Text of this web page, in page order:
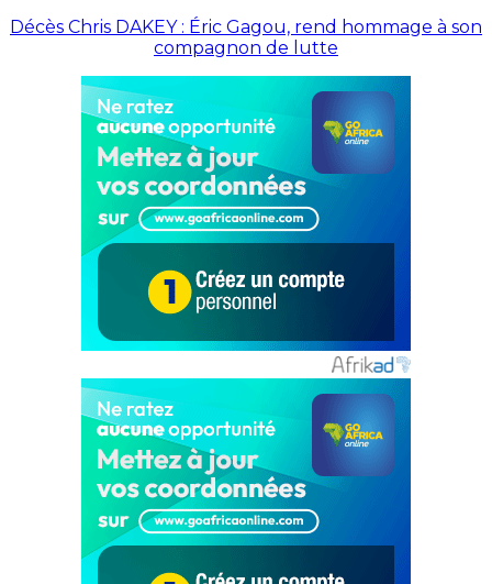
Décès Chris DAKEY : Éric Gagou, rend hommage à son
compagnon de lutte